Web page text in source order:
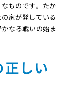
ものです。たか
家が発している
なる戦いの始ま
しい